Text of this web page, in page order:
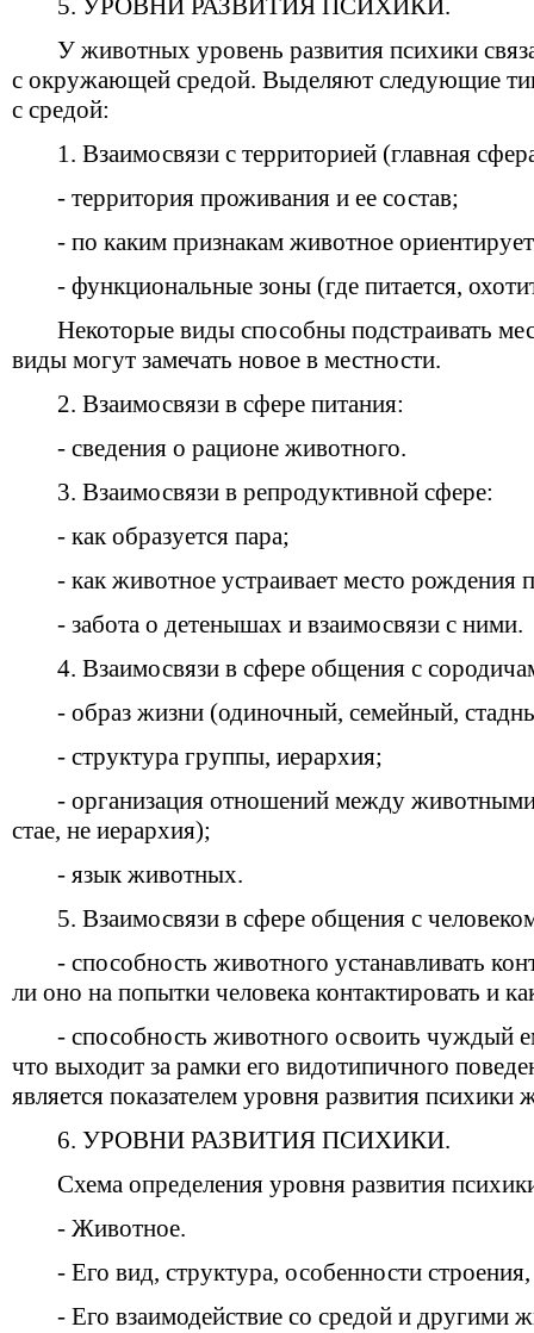
5. УРОВНИ РАЗВИТИЯ ПСИХИКИ.
У животных уровень развития психики
с окружающей средой. Выделяют следующие
с средой:
1. Взаимосвязи с территорией (главная
- территория проживания и ее состав;
- по каким признакам животное
- функциональные зоны (где питается,
Некоторые виды способны подстраивать
виды могут замечать новое в местности.
2. Взаимосвязи в сфере питания:
- сведения о рационе животного.
3. Взаимосвязи в репродуктивной сфере:
- как образуется пара;
- как животное устраивает место рождения
- забота о детенышах и взаимосвязи с ними.
4. Взаимосвязи в сфере общения с
- образ жизни (одиночный, семейный,
- структура группы, иерархия;
- организация отношений между
стае, не иерархия);
- язык животных.
5. Взаимосвязи в сфере общения с
- способность животного устанавливать
ли оно на попытки человека контактировать и
- способность животного освоить чуждый
что выходит за рамки его видотипичного
является показателем уровня развития психики
6. УРОВНИ РАЗВИТИЯ ПСИХИКИ.
Схема определения уровня развития
- Животное.
- Его вид, структура, особенности
- Его взаимодействие со средой и другими